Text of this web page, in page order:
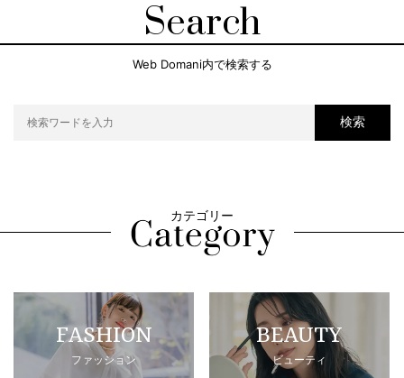
Search
Web Domani内で検索する
検索
カテゴリー
FASHION
ファッション
BEAUTY
ビューティ